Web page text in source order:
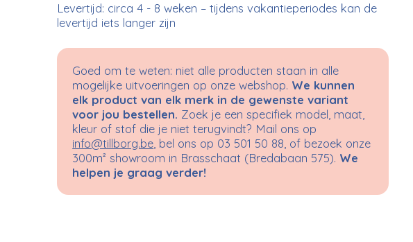
Levertijd: circa 4 - 8 weken – tijdens vakantieperiodes kan de
levertijd iets langer zijn
Goed om te weten: niet alle producten staan in alle
mogelijke uitvoeringen op onze webshop. We kunnen
elk product van elk merk in de gewenste variant
voor jou bestellen. Zoek je een specifiek model, maat,
kleur of stof die je niet terugvindt? Mail ons op
info@tillborg.be , bel ons op 03 501 50 88, of bezoek onze
300m² showroom in Brasschaat (Bredabaan 575). We
helpen je graag verder!